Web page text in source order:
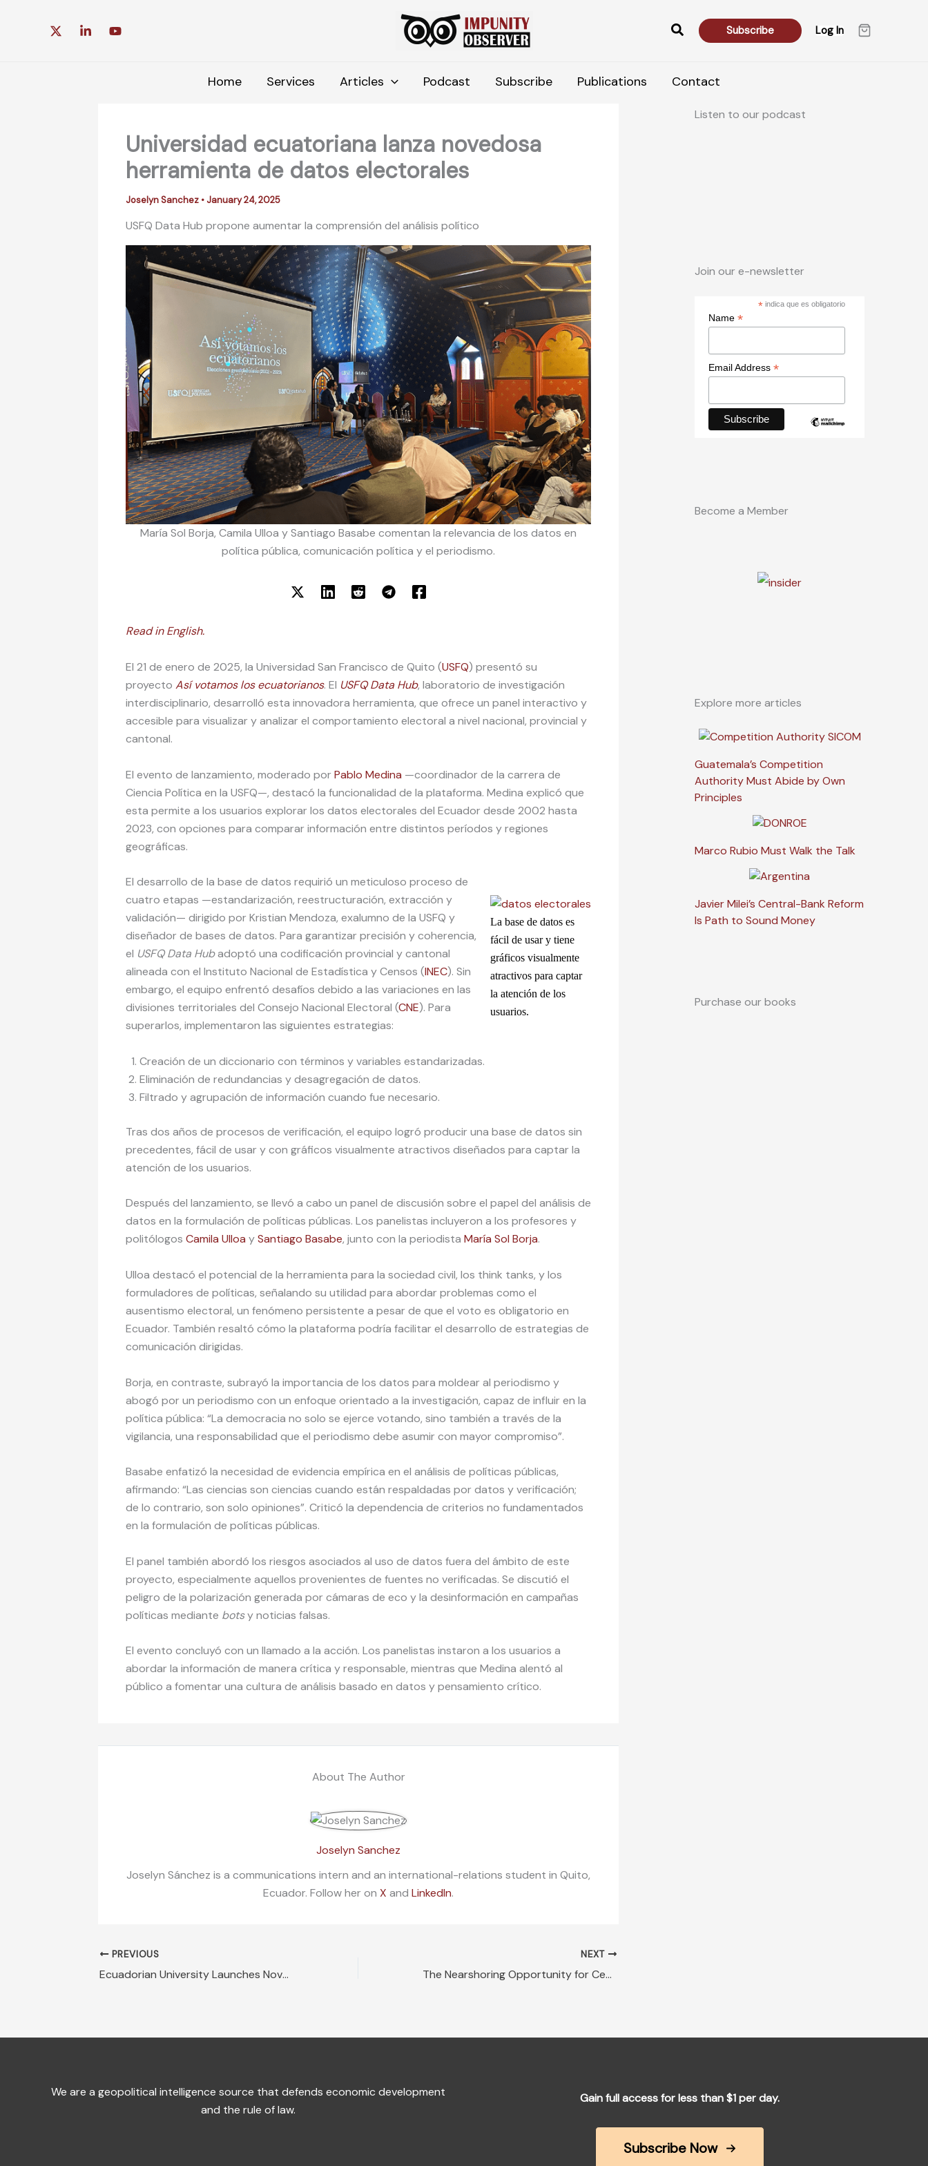
Search Subscribe Log In
Home Services Articles Podcast Subscribe Publications Contact
Universidad ecuatoriana lanza novedosa
herramienta de datos electorales
Joselyn Sanchez • January 24, 2025
USFQ Data Hub propone aumentar la comprensión del análisis político
María Sol Borja, Camila Ulloa y Santiago Basabe comentan la relevancia de los datos en
política pública, comunicación política y el periodismo.
Read in English.
El 21 de enero de 2025, la Universidad San Francisco de Quito (USFQ) presentó su
proyecto Así votamos los ecuatorianos. El USFQ Data Hub, laboratorio de investigación
interdisciplinario, desarrolló esta innovadora herramienta, que ofrece un panel interactivo y
accesible para visualizar y analizar el comportamiento electoral a nivel nacional, provincial y
cantonal.
El evento de lanzamiento, moderado porPablo Medina —coordinador de la carrera de
Ciencia Política en la USFQ—, destacó la funcionalidad de la plataforma. Medina explicó que
esta permite a los usuarios explorar los datos electorales del Ecuador desde 2002 hasta
2023, con opciones para comparar información entre distintos períodos y regiones
geográficas.
La base de datos es
fácil de usar y tiene
gráficos visualmente
atractivos para captar
la atención de los
usuarios.
El desarrollo de la base de datos requirió un meticuloso proceso de
cuatro etapas —estandarización, reestructuración, extracción y
validación— dirigido por Kristian Mendoza, exalumno de la USFQ y
diseñador de bases de datos. Para garantizar precisión y coherencia,
el USFQ Data Hubadoptó una codificación provincial y cantonal
alineada con el Instituto Nacional de Estadística y Censos (INEC). Sin
embargo, el equipo enfrentó desafíos debido a las variaciones en las
divisiones territoriales del Consejo Nacional Electoral (CNE). Para
superarlos, implementaron las siguientes estrategias:
Creación de un diccionario con términos y variables estandarizadas.
Eliminación de redundancias y desagregación de datos.
Filtrado y agrupación de información cuando fue necesario.
Tras dos años de procesos de verificación, el equipo logró producir una base de datos sin
precedentes, fácil de usar y con gráficos visualmente atractivos diseñados para captar la
atención de los usuarios.
Después del lanzamiento, se llevó a cabo un panel de discusión sobre el papel del análisis de
datos en la formulación de políticas públicas. Los panelistas incluyeron a los profesores y
politólogos Camila Ulloa ySantiago Basabe, junto con la periodista María Sol Borja.
Ulloa destacó el potencial de la herramienta para la sociedad civil, los think tanks, y los
formuladores de políticas, señalando su utilidad para abordar problemas como el
ausentismo electoral, un fenómeno persistente a pesar de que el voto es obligatorio en
Ecuador. También resaltó cómo la plataforma podría facilitar el desarrollo de estrategias de
comunicación dirigidas.
Borja, en contraste, subrayó la importancia de los datos para moldear al periodismo y
abogó por un periodismo con un enfoque orientado a la investigación, capaz de influir en la
política pública: “La democracia no solo se ejerce votando, sino también a través de la
vigilancia, una responsabilidad que el periodismo debe asumir con mayor compromiso”.
Basabe enfatizó la necesidad de evidencia empírica en el análisis de políticas públicas,
afirmando: “Las ciencias son ciencias cuando están respaldadas por datos y verificación;
de lo contrario, son solo opiniones”. Criticó la dependencia de criterios no fundamentados
en la formulación de políticas públicas.
El panel también abordó los riesgos asociados al uso de datos fuera del ámbito de este
proyecto, especialmente aquellos provenientes de fuentes no verificadas. Se discutió el
peligro de la polarización generada por cámaras de eco y la desinformación en campañas
políticas mediante botsy noticias falsas.
El evento concluyó con un llamado a la acción. Los panelistas instaron a los usuarios a
abordar la información de manera crítica y responsable, mientras que Medina alentó al
público a fomentar una cultura de análisis basado en datos y pensamiento crítico.
About The Author
Joselyn Sanchez
Joselyn Sánchez is a communications intern and an international-relations student in Quito,
Ecuador. Follow her on X and LinkedIn.
PREVIOUS
Ecuadorian University Launches Novel Electoral Data Tool
NEXT
The Nearshoring Opportunity for Central America
Listen to our podcast
Join our e-newsletter
*indica que es obligatorio
Name *
Email Address *
Become a Member
Explore more articles
Guatemala’s Competition
Authority Must Abide by Own
Principles
Marco Rubio Must Walk the Talk
Javier Milei’s Central-Bank Reform
Is Path to Sound Money
Purchase our books
We are a geopolitical intelligence source that defends economic development
and the rule of law.
Gain full access for less than $1 per day.
Subscribe Now